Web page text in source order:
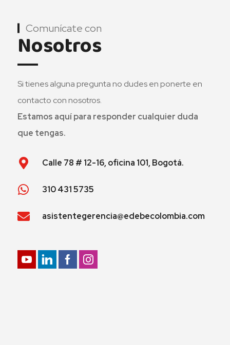
Comunícate con
Nosotros
Si tienes alguna pregunta no dudes en ponerte en
contacto con nosotros.
Estamos aquí para responder cualquier duda
que tengas.
Calle 78 # 12-16, oficina 101, Bogotá.
310 431 5735
asistentegerencia@edebecolombia.com